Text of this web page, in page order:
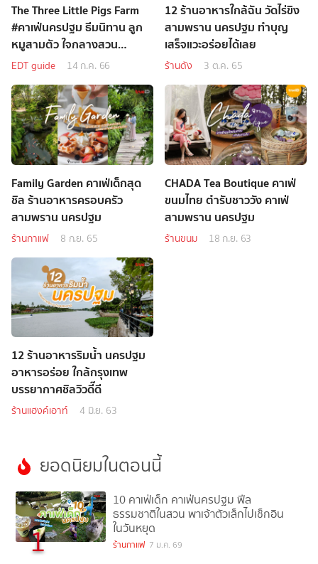
The Three Little Pigs Farm
#คาเฟ่นครปฐม ธีมนิทาน ลูก
หมูสามตัว ใจกลางสวน
บรรยากาศสดชื่น
EDT guide 14 ก.ค. 66
12 ร้านอาหารใกล้ฉัน วัดไร่ขิง
สามพราน นครปฐม ทำบุญ
เสร็จแวะอร่อยได้เลย
ร้านดัง 3 ต.ค. 65
Family Garden คาเฟ่เด็กสุด
ชิล ร้านอาหารครอบครัว
สามพราน นครปฐม
ร้านกาแฟ 8 ก.ย. 65
CHADA Tea Boutique คาเฟ่
ขนมไทย ตำรับชาววัง คาเฟ่
สามพราน นครปฐม
ร้านขนม 18 ก.ย. 63
12 ร้านอาหารริมน้ำ นครปฐม
อาหารอร่อย ใกล้กรุงเทพ
บรรยากาศชิลวิวดี๊ดี
ร้านแฮงค์เอาท์ 4 มิ.ย. 63
ยอดนิยมในตอนนี้
1
10 คาเฟ่เด็ก คาเฟ่นครปฐม ฟีล
ธรรมชาติในสวน พาเจ้าตัวเล็กไปเช็กอิน
ในวันหยุด
ร้านกาแฟ 7 ม.ค. 69